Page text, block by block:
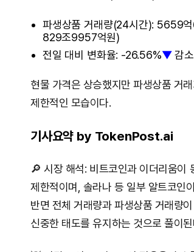
파생상품 거래량(24시간): 5659
829조9957억원)
전일 대비 변화율: -26.56%▼감소
현물 가격은 상승했지만 파생상품 거
제한적인 모습이다.
기사요약 by TokenPost.ai
🔎 시장 해석: 비트코인과 이더리움이
제한적이며, 솔라나 등 일부 알트코인
반면 전체 거래량과 파생상품 거래량
신중한 태도를 유지하는 것으로 풀이